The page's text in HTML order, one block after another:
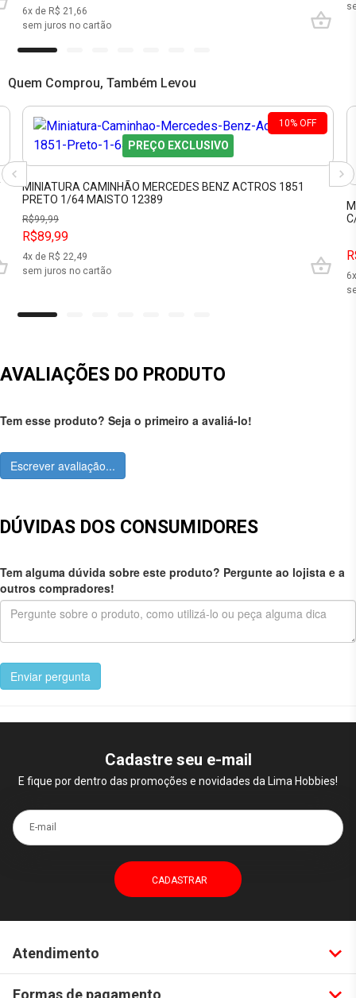
6x de R$ 21,66
sem juros no cartão
Quem Comprou, Também Levou
10% OFF
PREÇO EXCLUSIVO
MINIATURA CAMINHÃO MERCEDES BENZ ACTROS 1851
PRETO 1/64 MAISTO 12389
R$99,99
R$89,99
4x de R$ 22,49
sem juros no cartão
6
AVALIAÇÕES DO PRODUTO
Tem esse produto? Seja o primeiro a avaliá-lo!
Escrever avaliação...
DÚVIDAS DOS CONSUMIDORES
Tem alguma dúvida sobre este produto? Pergunte ao lojista e a
outros compradores!
Enviar pergunta
Cadastre seu e-mail
E fique por dentro das promoções e novidades da Lima Hobbies!
E-mail
Atendimento
Formas de pagamento